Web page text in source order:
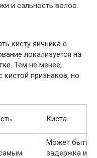
и сальность волос.
кисту яичника с
локализуется на
Тем не менее,
признаков, но
Киста
Может быть
задержка или